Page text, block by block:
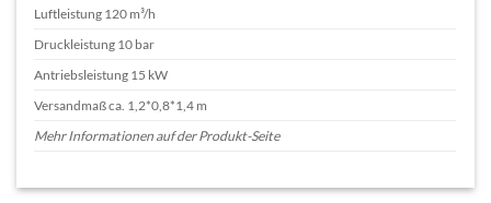
Luftleistung 120 m³/h
Druckleistung 10 bar
Antriebsleistung 15 kW
Versandmaß ca. 1,2*0,8*1,4 m
Mehr Informationen auf der Produkt-Seite